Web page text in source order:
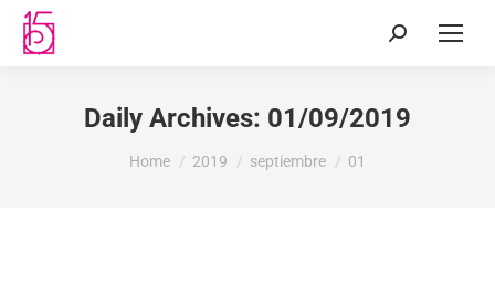
Daily Archives: 01/09/2019
You are here:
Home 2019 septiembre 01